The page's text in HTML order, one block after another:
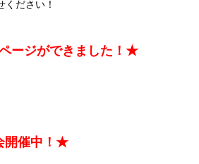
ください！
ージができました！★
開催中！★